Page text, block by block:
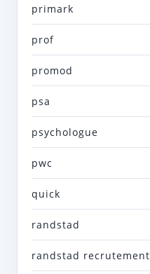
primark
prof
promod
psa
psychologue
pwc
quick
randstad
randstad recrutement